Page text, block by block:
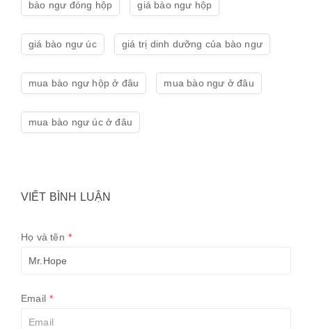
bào ngư đóng hộp giá bào ngư hộp
giá bào ngư úc giá trị dinh dưỡng của bào ngư
mua bào ngư hộp ở đâu mua bào ngư ở đâu
mua bào ngư úc ở đâu
VIẾT BÌNH LUẬN
Họ và tên *
Email *